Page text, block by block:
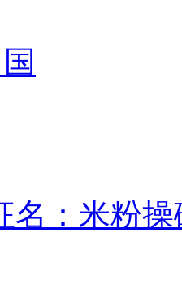
名：米粉